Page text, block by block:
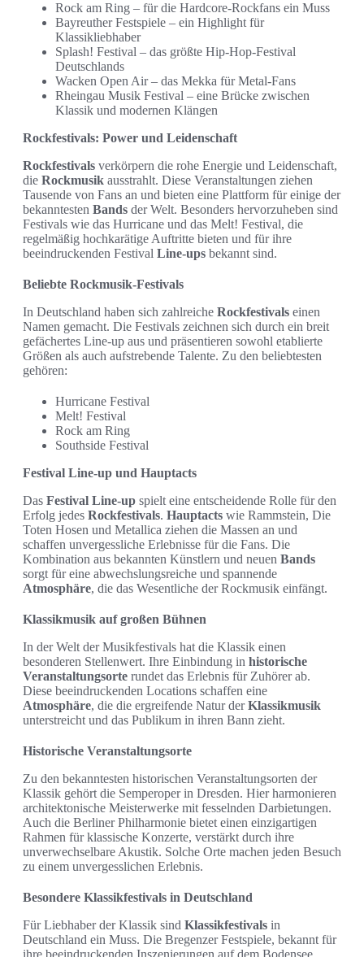
Rock am Ring – für die Hardcore-Rockfans ein Muss
Bayreuther Festspiele – ein Highlight für
Klassikliebhaber
Splash! Festival – das größte Hip-Hop-Festival
Deutschlands
Wacken Open Air – das Mekka für Metal-Fans
Rheingau Musik Festival – eine Brücke zwischen
Klassik und modernen Klängen
Rockfestivals: Power und Leidenschaft
Rockfestivals verkörpern die rohe Energie und Leidenschaft,
die Rockmusik ausstrahlt. Diese Veranstaltungen ziehen
Tausende von Fans an und bieten eine Plattform für einige der
bekanntesten Bands der Welt. Besonders hervorzuheben sind
Festivals wie das Hurricane und das Melt! Festival, die
regelmäßig hochkarätige Auftritte bieten und für ihre
beeindruckenden Festival Line-ups bekannt sind.
Beliebte Rockmusik-Festivals
In Deutschland haben sich zahlreiche Rockfestivals einen
Namen gemacht. Die Festivals zeichnen sich durch ein breit
gefächertes Line-up aus und präsentieren sowohl etablierte
Größen als auch aufstrebende Talente. Zu den beliebtesten
gehören:
Hurricane Festival
Melt! Festival
Rock am Ring
Southside Festival
Festival Line-up und Hauptacts
Das Festival Line-up spielt eine entscheidende Rolle für den
Erfolg jedes Rockfestivals. Hauptacts wie Rammstein, Die
Toten Hosen und Metallica ziehen die Massen an und
schaffen unvergessliche Erlebnisse für die Fans. Die
Kombination aus bekannten Künstlern und neuen Bands
sorgt für eine abwechslungsreiche und spannende
Atmosphäre, die das Wesentliche der Rockmusik einfängt.
Klassikmusik auf großen Bühnen
In der Welt der Musikfestivals hat die Klassik einen
besonderen Stellenwert. Ihre Einbindung in historische
Veranstaltungsorte rundet das Erlebnis für Zuhörer ab.
Diese beeindruckenden Locations schaffen eine
Atmosphäre, die die ergreifende Natur derKlassikmusik
unterstreicht und das Publikum in ihren Bann zieht.
Historische Veranstaltungsorte
Zu den bekanntesten historischen Veranstaltungsorten der
Klassik gehört die Semperoper in Dresden. Hier harmonieren
architektonische Meisterwerke mit fesselnden Darbietungen.
Auch die Berliner Philharmonie bietet einen einzigartigen
Rahmen für klassische Konzerte, verstärkt durch ihre
unverwechselbare Akustik. Solche Orte machen jeden Besuch
zu einem unvergesslichen Erlebnis.
Besondere Klassikfestivals in Deutschland
Für Liebhaber der Klassik sind Klassikfestivals in
Deutschland ein Muss. Die Bregenzer Festspiele, bekannt für